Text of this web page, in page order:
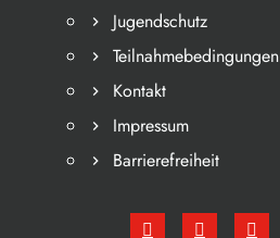
Jugendschutz
Teilnahmebedingungen
Kontakt
Impressum
Barrierefreiheit